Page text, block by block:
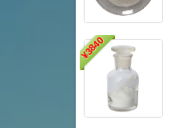
¥
3840